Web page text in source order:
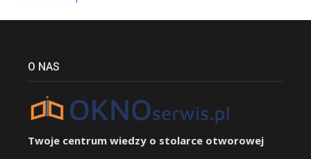
O NAS
Twoje centrum wiedzy o stolarce otworowej